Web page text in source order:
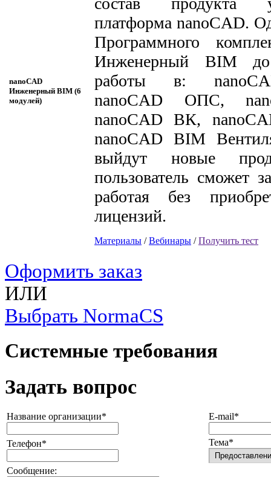
nanoCAD
Инженерный BIM (6
модулей)
платформа nanoCAD.
Программного
Инженерный BIM
работы в:
nanoCAD ОПС,
nanoCAD ВК,
nanoCAD BIM
выйдут новые
пользователь сможет
работая без
лицензий.
Материалы /Вебинары /Получить тест
Оформить заказ
ИЛИ
Выбрать NormaCS
Системные требования
Задать вопрос
Название организации* E-mail*
Телефон* Тема*
Сообщение: